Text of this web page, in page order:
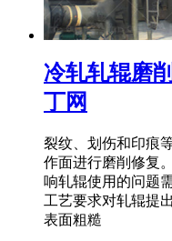
冷轧轧辊磨
丁网
裂纹、划伤和印痕
作面进行磨削修复
响轧辊使用的问题
工艺要求对轧辊提
表面粗糙